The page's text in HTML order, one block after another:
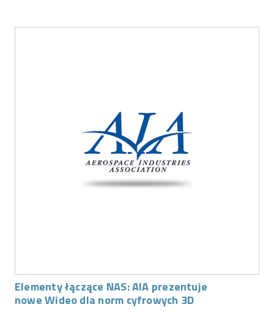
Elementy łączące NAS: AIA prezentuje
nowe Wideo dla norm cyfrowych 3D